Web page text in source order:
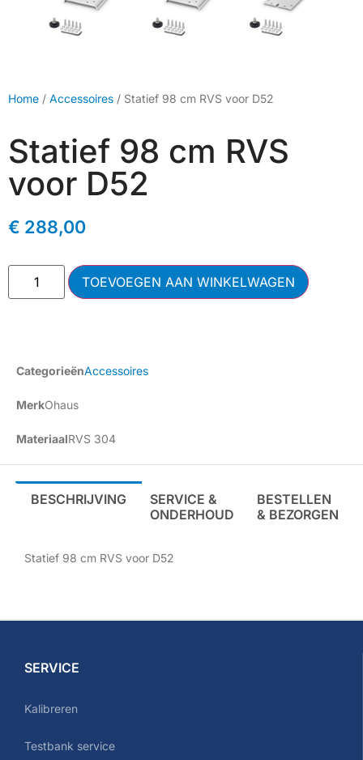
Home / Accessoires / Statief 98 cm RVS voor D52
Statief 98 cm RVS
voor D52
€ 288,00
TOEVOEGEN AAN WINKELWAGEN
CategorieënAccessoires
MerkOhaus
MateriaalRVS 304
BESCHRIJVING
SERVICE &
ONDERHOUD
BESTELLEN
& BEZORGEN
Statief 98 cm RVS voor D52
SERVICE
Kalibreren
Testbank service